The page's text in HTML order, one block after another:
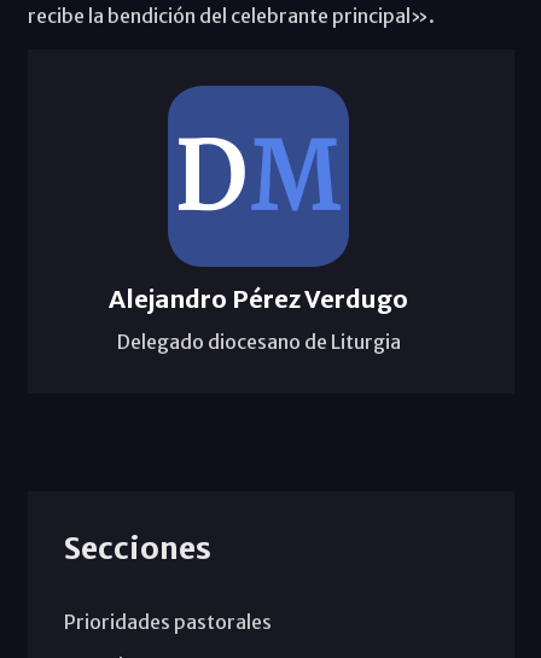
recibe la bendición del celebrante principal».
Alejandro Pérez Verdugo
Delegado diocesano de Liturgia
Secciones
Prioridades pastorales